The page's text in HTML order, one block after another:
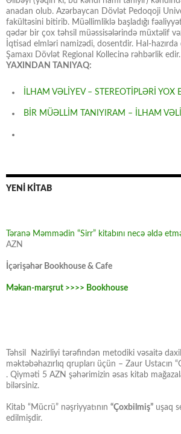
anadan olub. Azərbaycan Dövlət Pedoqoji
fakültəsini bitirib. Müəllimliklə başladığı
qədər bir çox təhsil müəssisələrində müxtəlif
İqtisad elmləri namizədi, dosentdir. Hal-
Şamaxı Dövlət Regional Kollecinə rəhbərlik edir.
YAXINDAN TANIYAQ:
İLHAM VƏLİYEV – STEREOTİPLƏRİ YOX
BİR MÜƏLLİM TANIYIRAM – İLHAM
YENİ KİTAB
Təranə Məmmədin “Sirr” kitabını necə əldə
AZN
İçərişəhər Bookhouse & Cafe
Məkan-marşrut >>>> Bookhouse
Təhsil Nazirliyi tərəfindən metodiki vəsaitə
məktəbəhazırlıq qrupları üçün – Zaur Ustacın
. Qiyməti 5 AZN şəhərimizin əsas kitab
bilərsiniz.
Kitab “Mücrü” nəşriyyatının “Çoxbilmiş” uşaq
edilmişdir.